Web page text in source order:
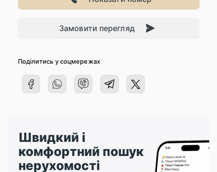
Замовити перегляд
Поділитись у соцмережах
Швидкий і
комфортний пошук
нерухомості